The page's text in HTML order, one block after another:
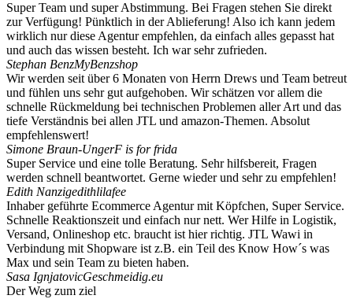
Super Team und super Abstimmung. Bei Fragen stehen Sie direkt
zur Verfügung! Pünktlich in der Ablieferung! Also ich kann jedem
wirklich nur diese Agentur empfehlen, da einfach alles gepasst hat
und auch das wissen besteht. Ich war sehr zufrieden.
Stephan BenzMyBenzshop
Wir werden seit über 6 Monaten von Herrn Drews und Team betreut
und fühlen uns sehr gut aufgehoben. Wir schätzen vor allem die
schnelle Rückmeldung bei technischen Problemen aller Art und das
tiefe Verständnis bei allen JTL und amazon-Themen. Absolut
empfehlenswert!
Simone Braun-UngerF is for frida
Super Service und eine tolle Beratung. Sehr hilfsbereit, Fragen
werden schnell beantwortet. Gerne wieder und sehr zu empfehlen!
Edith Nanzigedithlilafee
Inhaber geführte Ecommerce Agentur mit Köpfchen, Super Service.
Schnelle Reaktionszeit und einfach nur nett. Wer Hilfe in Logistik,
Versand, Onlineshop etc. braucht ist hier richtig. JTL Wawi in
Verbindung mit Shopware ist z.B. ein Teil des Know How´s was
Max und sein Team zu bieten haben.
Sasa IgnjatovicGeschmeidig.eu
Der Weg zum ziel